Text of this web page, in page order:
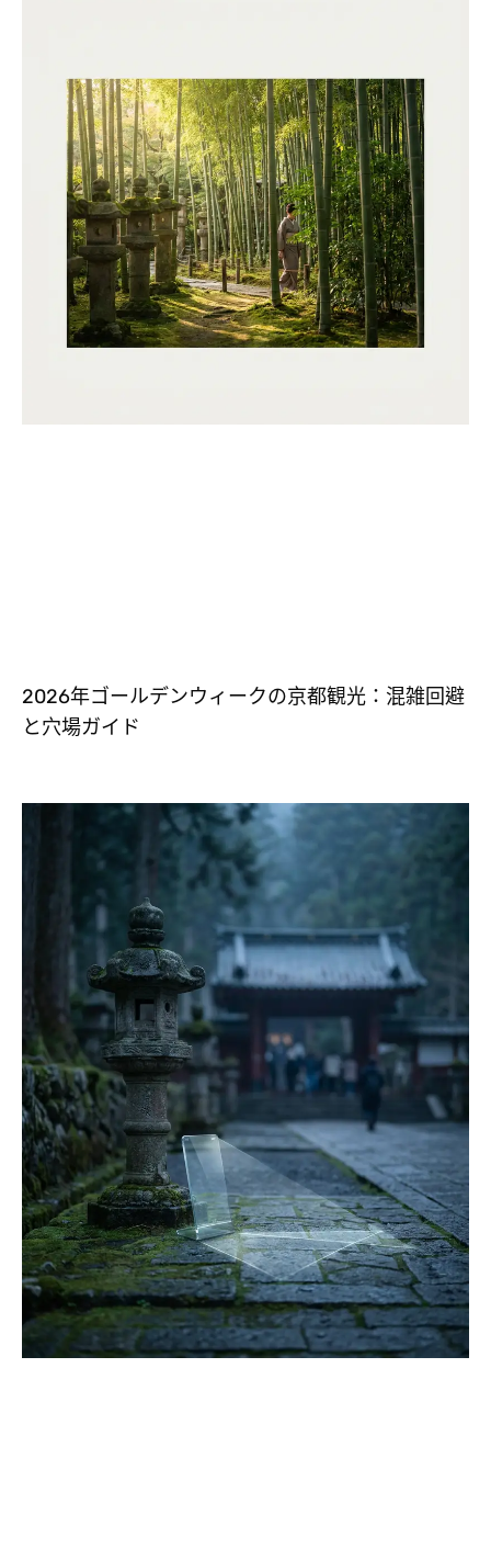
2026年ゴールデンウィークの京都観光：混雑回避
と穴場ガイド